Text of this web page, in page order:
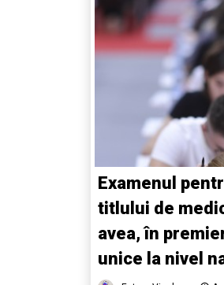
Examenul
titlului de
avea, în
unice la nivel